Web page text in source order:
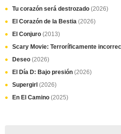
Tu corazón será destrozado (2026)
El Corazón de la Bestia (2026)
El Conjuro (2013)
Scary Movie: Terroríficamente
Deseo (2026)
El Día D: Bajo presión (2026)
Supergirl (2026)
En El Camino (2025)